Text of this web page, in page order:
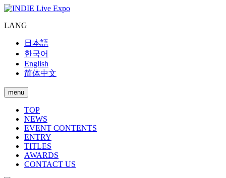
LANG
日本語
한국어
English
简体中文
menu
TOP
NEWS
EVENT CONTENTS
ENTRY
TITLES
AWARDS
CONTACT US